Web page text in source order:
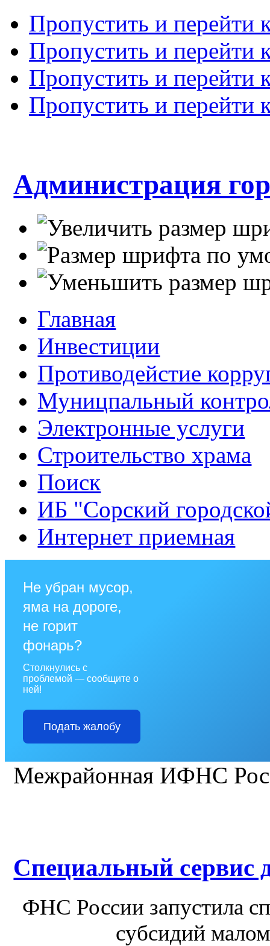
Пропустить и перейти
Пропустить и перейти
Пропустить и перейти
Пропустить и перейти
Администрация
Главная
Инвестиции
Противодейстие
Муницпальный
Электронные услуги
Строительство храма
Поиск
ИБ "Сорский
Интернет приемная
Не убран мусор,
яма на дороге,
не горит
фонарь?
Столкнулись с
проблемой — сообщите о
ней!
Подать жалобу
Межрайонная ИФНС
Специальный сервис
ФНС России запустила
субсидий